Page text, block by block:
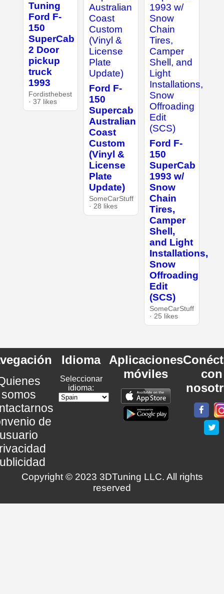
Tuning
Ford F-
150
SuperCab
2 Door
pickup
truck
1993
Fordisthebest
· 37 likes
Ford F-
150
Supercab
Australian
Coast
Custom
(Vinyl &
License
Plate
Update)
SomeCarStuff
· 28 likes
Ford F-
150
SuperCab
1993 w/
Snow
Chain
Tires,
Camper
Shell,
and Light
Installations,
Snow
Offroading
Edit
(SCS)
SomeCarStuff
· 25 likes
somos
de
Idioma
Seleccionar
idioma:
Aplicaciones
móviles
con
Copyright © 2023 3DTuning LLC. All rights
reserved